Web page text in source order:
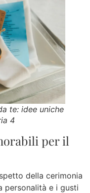
te: idee uniche
4
per il
della cerimonia
personalità e i gusti